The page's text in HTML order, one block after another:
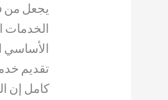
يجعل من
الخدمات
الأساسي
تقديم
كامل إن